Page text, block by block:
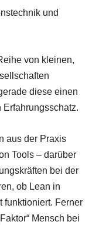
und
von kleinen,
diese einen
aus der Praxis
Tools – darüber
bei der
ob Lean in
funktioniert. Ferner
Mensch bei